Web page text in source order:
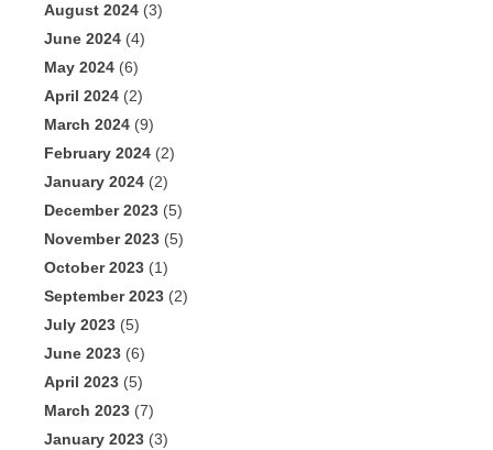
August 2024 (3)
June 2024 (4)
May 2024 (6)
April 2024 (2)
March 2024 (9)
February 2024 (2)
January 2024 (2)
December 2023 (5)
November 2023 (5)
October 2023 (1)
September 2023 (2)
July 2023 (5)
June 2023 (6)
April 2023 (5)
March 2023 (7)
January 2023 (3)